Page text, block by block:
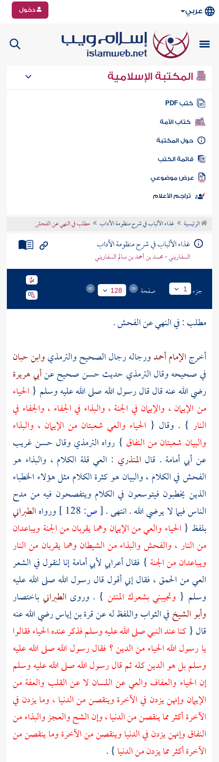
عربي دخول
المكتبة الإسلامية
كتب PDF
كتاب الأمة
المكتبة
الكتب
موضوعي
تراجم الأعلام
الرئيسية غذاء الألباب في شرح منظومة الآداب مطلب في النهي عن الفحش
غذاء الألباب في شرح منظومة الآداب
السفاريني - محمد بن أحمد بن سالم السفاريني
جزء 1 صفحة 128
مطلب : في النهي عن الفحش .
أخرجالإمام أحمدورجاله رجال الصحيحوالترمذيوابن حبان
في صحيحه وقالالترمذي حديث حسن صحيح عنأبي هريرة
رضي الله عنه قال قال رسول الله صلى الله عليه وسلم { الحياء
من الإيمان ، والإيمان في الجنة ، والبذاء في الجفاء ، والجفاء في
النار } . وقال { الحياء والعي شعبتان من الإيمان ، والبذاء
والبيان شعبتان من النفاق } رواه الترمذي وقال حسن غريب
عن أبي أمامة . قال المنذري : العي قلة الكلام ، والبذاء هو
الفحش في الكلام ، والبيان هو كثرة الكلام مثل هؤلاء الخطباء
الذين يخطبون فيتوسعون في الكلام ويتفصحون فيه من مدح
الناس فيما لا يرضي الله . انتهى .[ص: ورواهالطبراني
بلفظ { الحياء والعي من الإيمان وهما يقربان من الجنة ويباعدان
من النار ، والفحش والبذاء من الشيطان وهما يقربان من النار
ويباعدان من الجنة } فقال أعرابيلأبي أمامةإنا لنقول في الشعر
العي من الحمق ، فقال إني أقول قال رسول الله صلى الله عليه
وسلم { وتجيبني بشعرك المنتن } . وروى الطبراني باختصار
وأبو الشيخفي الثواب واللفظ له عنقرة بن إياسرضي الله عنه
قال {كنا عند النبي صلى الله عليه وسلم فذكر عنده الحياء فقالوا
يا رسول الله الحياء من الدين ؟ فقال رسول الله صلى الله عليه
وسلم بل هو الدين كله ثم قال رسول الله صلى الله عليه وسلم
إن الحياء والعفاف والعي عن اللسان لا عن القلب والعفة من
الإيمان وإنهن يزدن في الآخرة وينقصن من الدنيا ، وما يزدن في
الآخرة أكثر مما ينقصن من الدنيا ، وإن الشح والعجز والبذاء من
النفاق وإنهن يزدن في الدنيا وينقصن من الآخرة وما ينقصن من
الآخرة أكثر مما يزدن من الدنيا} .